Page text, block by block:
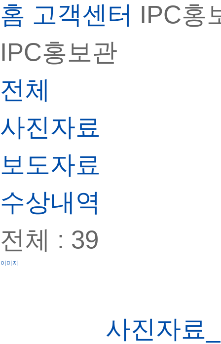
홈 고객센터 IPC홍
IPC홍보관
전체
사진자료
보도자료
수상내역
전체 : 39
사진자료_